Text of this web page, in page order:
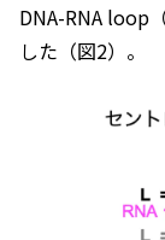
DNA-RNA loop
した（図2）。